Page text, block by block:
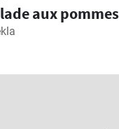
aux pommes